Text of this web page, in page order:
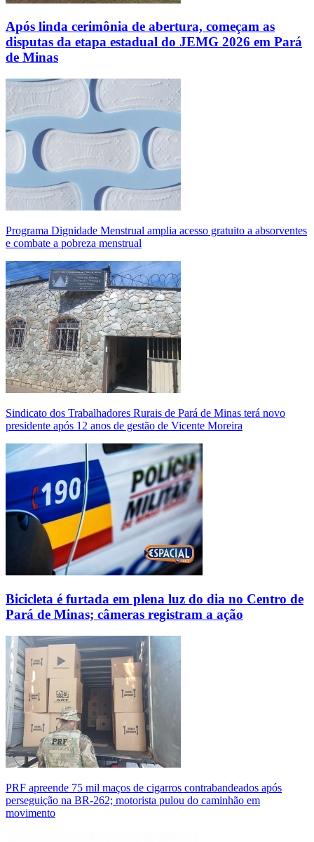
Após linda cerimônia de abertura, começam as
disputas da etapa estadual do JEMG 2026 em Pará
de Minas
Programa Dignidade Menstrual amplia acesso gratuito a absorventes
e combate a pobreza menstrual
Sindicato dos Trabalhadores Rurais de Pará de Minas terá novo
presidente após 12 anos de gestão de Vicente Moreira
Bicicleta é furtada em plena luz do dia no Centro de
Pará de Minas; câmeras registram a ação
PRF apreende 75 mil maços de cigarros contrabandeados após
perseguição na BR-262; motorista pulou do caminhão em
movimento